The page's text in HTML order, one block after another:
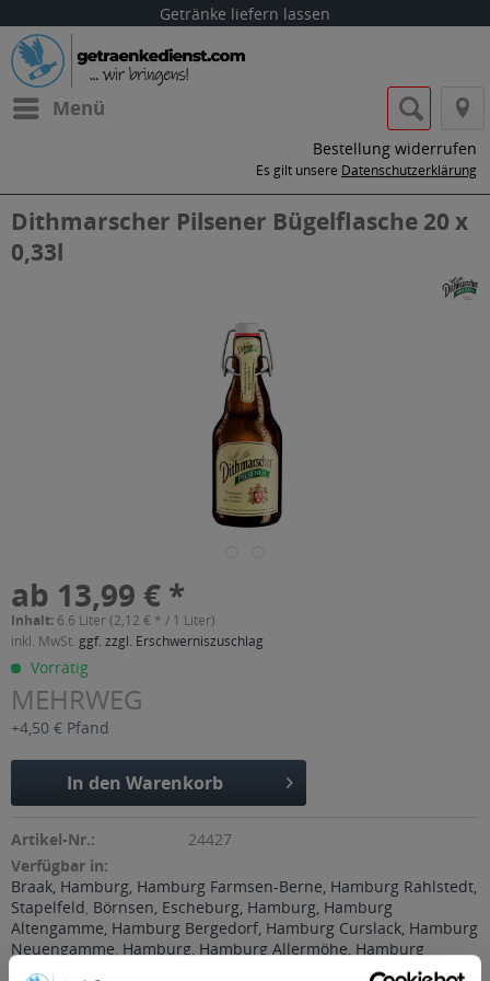
Getränke liefern lassen
Menü
Bestellung widerrufen
Es gilt unsere Datenschutzerklärung
Dithmarscher Pilsener Bügelflasche 20 x
0,33l
ab 13,99 € *
Inhalt: 6.6 Liter (2,12 € * / 1 Liter)
inkl. MwSt. ggf. zzgl. Erschwerniszuschlag
Vorrätig
MEHRWEG
+4,50 € Pfand
In den Warenkorb
Artikel-Nr.:
24427
Verfügbar in:
Braak, Hamburg, Hamburg Farmsen-Berne, Hamburg Rahlstedt,
Stapelfeld, Börnsen, Escheburg, Hamburg, Hamburg
Altengamme, Hamburg Bergedorf, Hamburg Curslack, Hamburg
Neuengamme, Hamburg, Hamburg Allermöhe, Hamburg
Bergedorf, Hamburg Billwerder
Hamburg, Hamburg Allermöhe,